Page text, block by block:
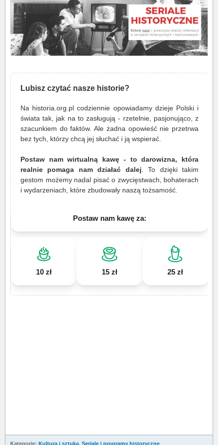
Lubisz czytać nasze historie?
Na historia.org.pl codziennie opowiadamy dzieje Polski i
świata tak, jak na to zasługują - rzetelnie, pasjonująco, z
szacunkiem do faktów. Ale żadna opowieść nie przetrwa
bez tych, którzy chcą jej słuchać i ją wspierać.
Postaw nam wirtualną kawę - to darowizna, która
realnie pomaga nam działać dalej . To dzięki takim
gestom możemy nadal pisać o zwycięstwach, bohaterach
i wydarzeniach, które zbudowały naszą tożsamość.
Postaw nam kawę za:
10 zł 15 zł 25 zł
Kategorie: Kultura i sztuka, Seriale i programy historyczne